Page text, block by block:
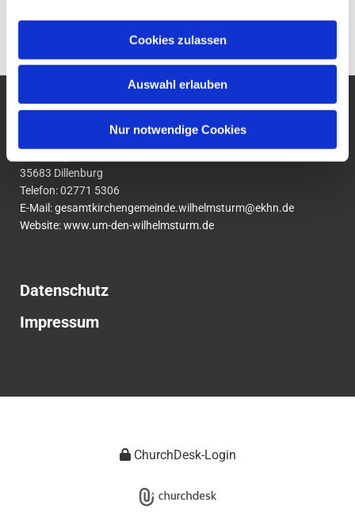
Cookies zulassen
Auswahl erlauben
Nur notwendige Cookies
um den Wilhelmsturm
35683 Dillenburg
Telefon:02771 5306
E-Mail:gesamtkirchengemeinde.wilhelmsturm@ekhn.de
Website: www.um-den-wilhelmsturm.de
Datenschutz
Impressum
ChurchDesk-Login